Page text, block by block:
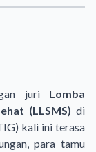
juri Lomba
(LLSMS) di
kali ini terasa
para tamu